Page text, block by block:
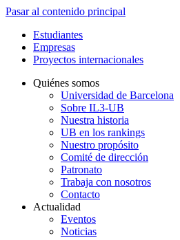
Pasar al contenido principal
Estudiantes
Empresas
Proyectos internacionales
Quiénes somos
Universidad de Barcelona
Sobre IL3-UB
Nuestra historia
UB en los rankings
Nuestro propósito
Comité de dirección
Patronato
Trabaja con nosotros
Contacto
Actualidad
Eventos
Noticias